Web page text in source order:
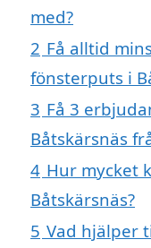
med?
2 Få alltid
fönsterputs i
3 Få 3
Båtskärsnäs
4 Hur mycket
Båtskärsnäs?
5 Vad hjälper